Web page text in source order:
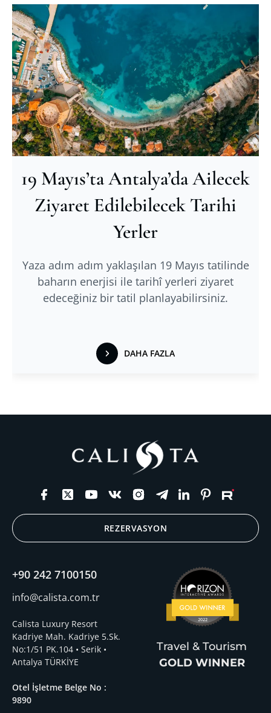
19 Mayıs’ta Antalya’da Ailecek
Ziyaret Edilebilecek Tarihi
Yerler
Yaza adım adım yaklaşılan 19 Mayıs tatilinde
baharın enerjisi ile tarihî yerleri ziyaret
edeceğiniz bir tatil planlayabilirsiniz.
DAHA FAZLA
REZERVASYON
+90 242 7100150
info@calista.com.tr
Calista Luxury Resort
Kadriye Mah. Kadriye 5.Sk.
No:1/51 PK.104 • Serik •
Antalya TÜRKİYE
Otel İşletme Belge No :
9890
Travel & Tourism
GOLD WINNER